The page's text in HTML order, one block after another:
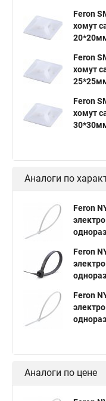
Feron
хомут
Feron
хомут
Feron
хомут
Аналоги по
Feron
Feron
Feron
Аналоги по цене